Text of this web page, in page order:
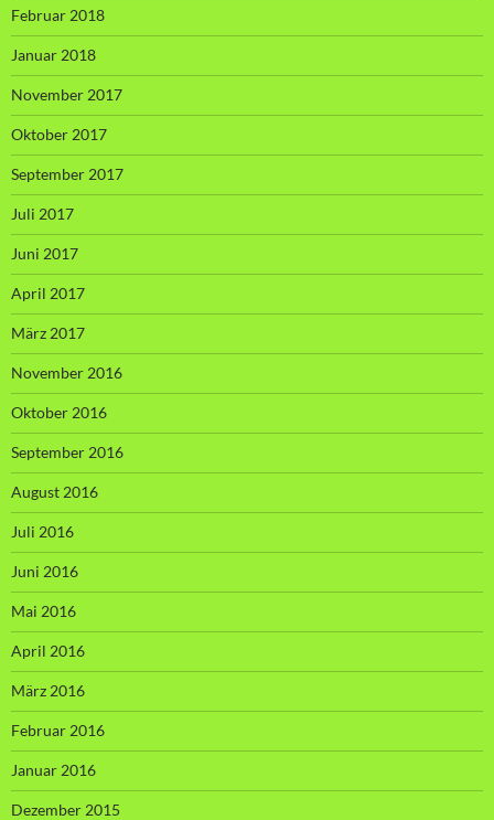
Februar 2018
Januar 2018
November 2017
Oktober 2017
September 2017
Juli 2017
Juni 2017
April 2017
März 2017
November 2016
Oktober 2016
September 2016
August 2016
Juli 2016
Juni 2016
Mai 2016
April 2016
März 2016
Februar 2016
Januar 2016
Dezember 2015